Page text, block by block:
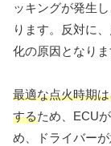
ッキングが発生
ります。反対に
化の原因となりま
最適な点火時期
するため、ECU
め、ドライバー